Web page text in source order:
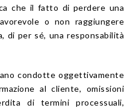
che il fatto di perdere una
o non raggiungere
di per sé, una responsabilità
condotte oggettivamente
al cliente, omissioni
di termini processuali,